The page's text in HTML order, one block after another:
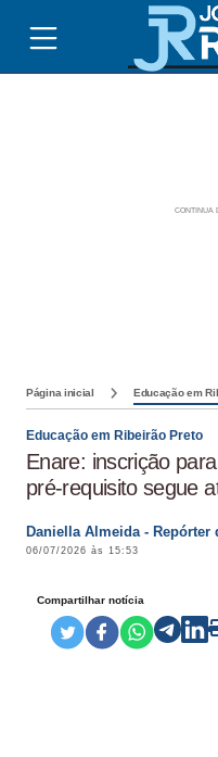
Página inicial Educação em
Educação em Ribeirão Preto
Enare: inscrição
pré-requisito segue
Daniella Almeida - Repórter
06/07/2026 às 15:53
Compartilhar notícia